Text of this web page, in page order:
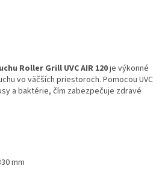
Roller Grill UVC AIR 120je výkonné
vo väčších priestoroch. Pomocou UVC
a baktérie, čím zabezpečuje zdravé
mm